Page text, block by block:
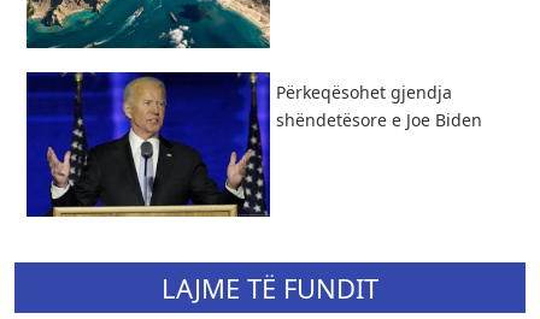
Përkeqësohet gjendja
shëndetësore e Joe Biden
LAJME TË FUNDIT